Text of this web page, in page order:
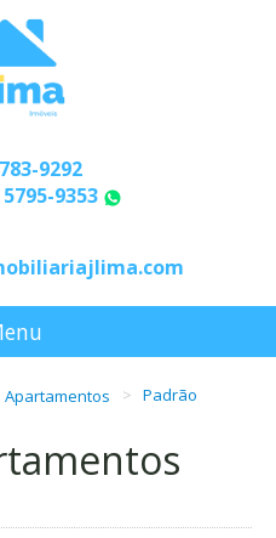
9292
9353
Apartamentos Padrão